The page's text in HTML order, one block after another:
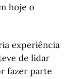
hoje o
experiência
de lidar
fazer parte